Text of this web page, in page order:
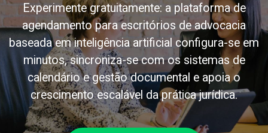
Experimente gratuitamente: a plataforma de
agendamento para escritórios de advocacia
baseada em inteligência artificial configura-se em
minutos, sincroniza-se com os sistemas de
calendário e gestão documental e apoia o
crescimento escalável da prática jurídica.